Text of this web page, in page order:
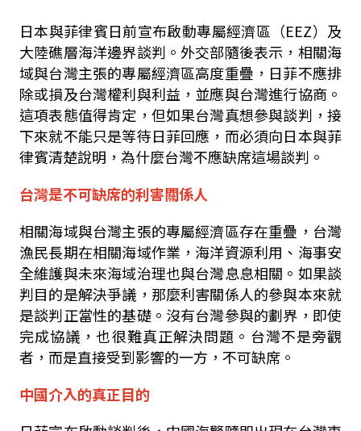
日本與菲律賓日前宣布啟動專屬經濟區（EEZ）及
大陸礁層海洋邊界談判。外交部隨後表示，相關海
域與台灣主張的專屬經濟區高度重疊，日菲不應排
除或損及台灣權利與利益，並應與台灣進行協商。
這項表態值得肯定，但如果台灣真想參與談判，接
下來就不能只是等待日菲回應，而必須向日本與菲
律賓清楚說明，為什麼台灣不應缺席這場談判。
台灣是不可缺席的利害關係人
相關海域與台灣主張的專屬經濟區存在重疊，台灣
漁民長期在相關海域作業，海洋資源利用、海事安
全維護與未來海域治理也與台灣息息相關。如果談
判目的是解決爭議，那麼利害關係人的參與本來就
是談判正當性的基礎。沒有台灣參與的劃界，即使
完成協議，也很難真正解決問題。台灣不是旁觀
者，而是直接受到影響的一方，不可缺席。
中國介入的真正目的